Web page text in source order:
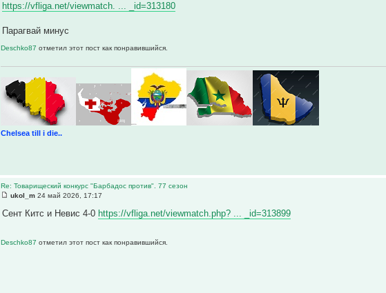
https://vfliga.net/viewmatch. ... _id=313180
Парагвай минус
Deschko87отметил этот пост как понравившийся.
Chelsea till i die..
Re: Товарищеский конкурс "Барбадос против". 77 сезон
ukol_m 24 май 2026, 17:17
Сент Китс и Невис 4-0 https://vfliga.net/viewmatch.php? ... _id=313899
Deschko87отметил этот пост как понравившийся.